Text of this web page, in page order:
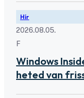
Hír
2026.08.05.
F
Windows
heted van